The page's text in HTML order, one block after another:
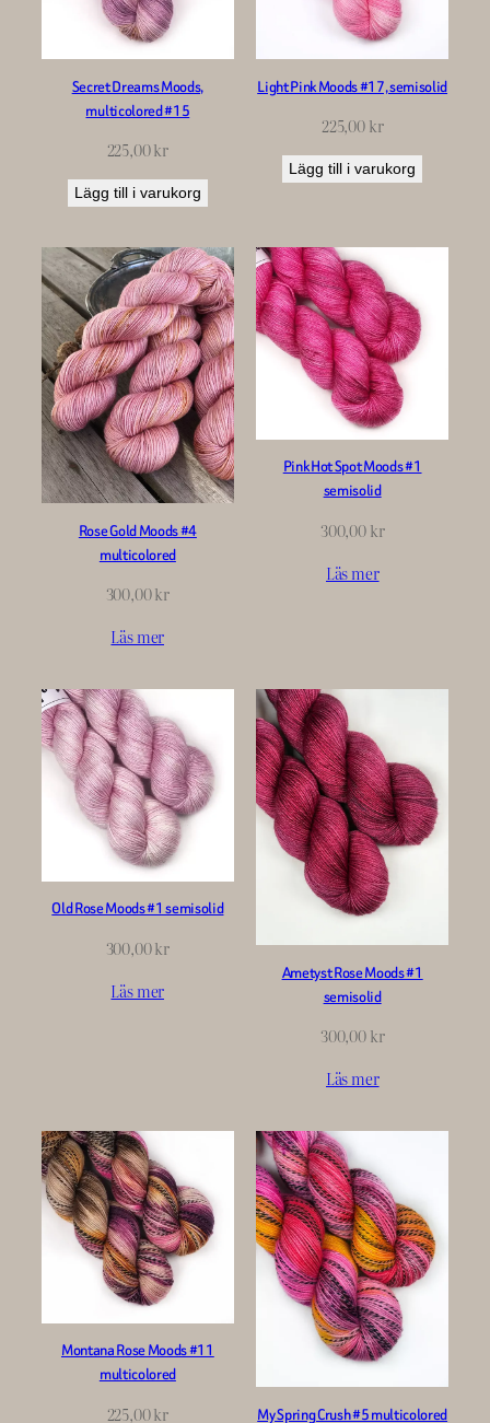
Secret Dreams Moods,
multicolored #15
225,00kr
Lägg till i varukorg
Light Pink Moods #17, semisolid
225,00kr
Lägg till i varukorg
Rose Gold Moods #4
multicolored
300,00kr
Läs mer
Pink Hot Spot Moods #1
semisolid
300,00kr
Läs mer
Old Rose Moods #1 semisolid
300,00kr
Läs mer
Ametyst Rose Moods #1
semisolid
300,00kr
Läs mer
Montana Rose Moods #11
multicolored
225,00kr My Spring Crush #5 multicolored